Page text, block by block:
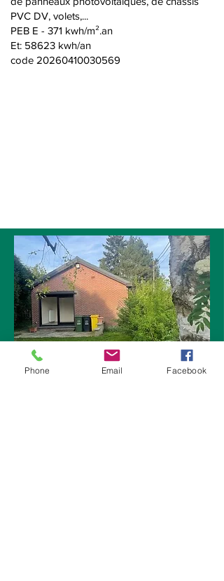
PVC DV, volets,...
PEB E - 371 kwh/m².an
Et: 58623 kwh/an
code 20260410030569
Phone Email Facebook